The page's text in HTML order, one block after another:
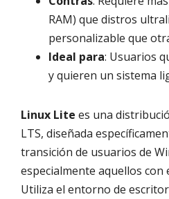
RAM) que distros
personalizable que
Ideal para: Usuarios
y quieren un sistema
Linux Lite es una
LTS, diseñada
transición de usuarios de
especialmente aquellos con
Utiliza el entorno de